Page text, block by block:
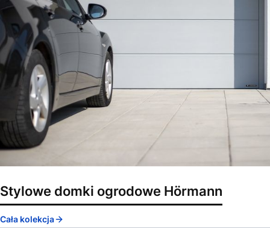
Stylowe domki ogrodowe Hörmann
Cała kolekcja